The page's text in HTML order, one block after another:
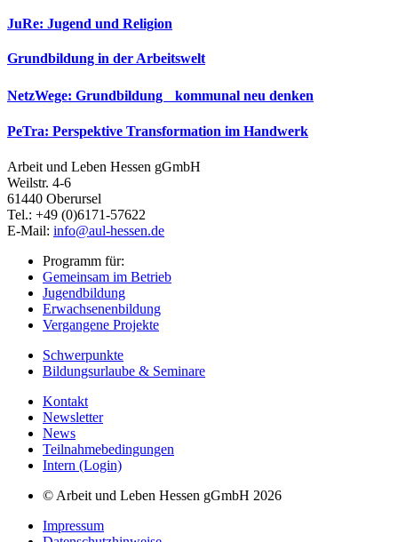
JuRe: Jugend und Religion
Grundbildung in der Arbeitswelt
NetzWege: Grundbildung kommunal neu denken
PeTra: Perspektive Transformation im Handwerk
Arbeit und Leben Hessen gGmbH
Weilstr. 4-6
61440 Oberursel
Tel.: +49 (0)6171-57622
E-Mail: info@aul-hessen.de
Programm für:
Gemeinsam im Betrieb
Jugendbildung
Erwachsenenbildung
Vergangene Projekte
Schwerpunkte
Bildungsurlaube & Seminare
Kontakt
Newsletter
News
Teilnahmebedingungen
Intern (Login)
© Arbeit und Leben Hessen gGmbH 2026
Impressum